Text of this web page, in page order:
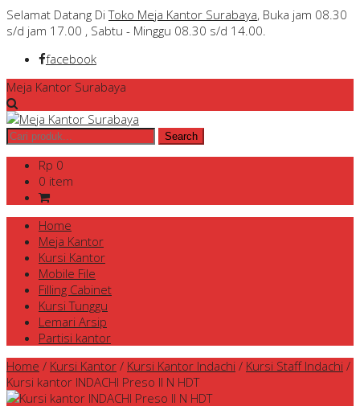
Selamat Datang DiToko Meja Kantor Surabaya, Buka jam 08.30
s/d jam 17.00 , Sabtu - Minggu 08.30 s/d 14.00.
facebook
Meja Kantor Surabaya
Rp 0
0 item
Home
Meja Kantor
Kursi Kantor
Mobile File
Filling Cabinet
Kursi Tunggu
Lemari Arsip
Partisi kantor
Home / Kursi Kantor / Kursi Kantor Indachi / Kursi Staff Indachi /
Kursi kantor INDACHI Preso II N HDT